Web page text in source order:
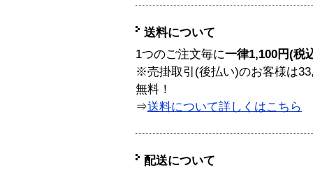
送料について
1つのご注文毎に一律1,100円(税
※売掛取引(後払い)のお客様は
無料！
⇒送料について詳しくはこちら
配送について